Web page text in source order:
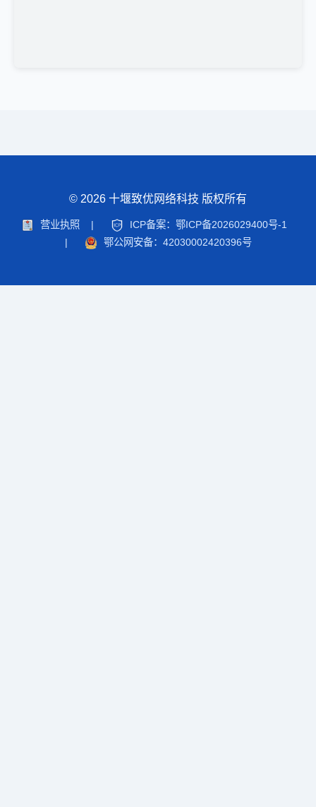
© 2026 十堰致优网络科技 版权所有
营业执照 |
ICP备案：鄂ICP备2026029400号-1
|
鄂公网安备：42030002420396号